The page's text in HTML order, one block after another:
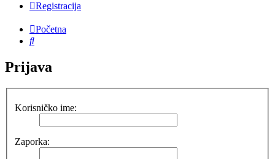
Registracija
Početna
Pretražnik
Prijava
Korisničko ime:
Zaporka: